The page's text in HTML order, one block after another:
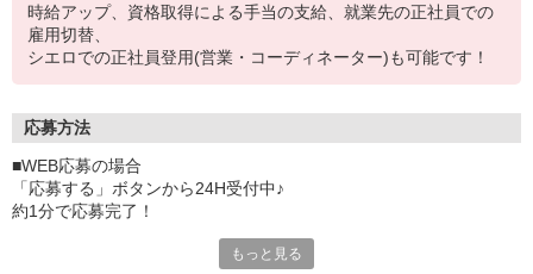
時給アップ、資格取得による手当の支給、就業先の正社員での
雇用切替、
シエロでの正社員登用(営業・コーディネーター)も可能です！
応募方法
■WEB応募の場合
「応募する」ボタンから24H受付中♪
約1分で応募完了！
もっと見る